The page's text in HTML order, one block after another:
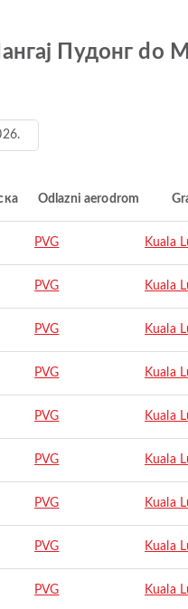
Пудонг do
Odlazni aerodrom
PVG Kuala
PVG Kuala
PVG Kuala
PVG Kuala
PVG Kuala
PVG Kuala
PVG Kuala
PVG Kuala
PVG Kuala